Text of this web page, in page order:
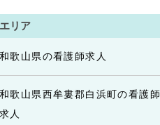
エリア
和歌山県の看護師求人
和歌山県西牟婁郡白浜町の看護師
求人